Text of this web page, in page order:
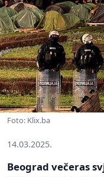
Foto: Klix.ba
14.03.2025.
Beograd večeras